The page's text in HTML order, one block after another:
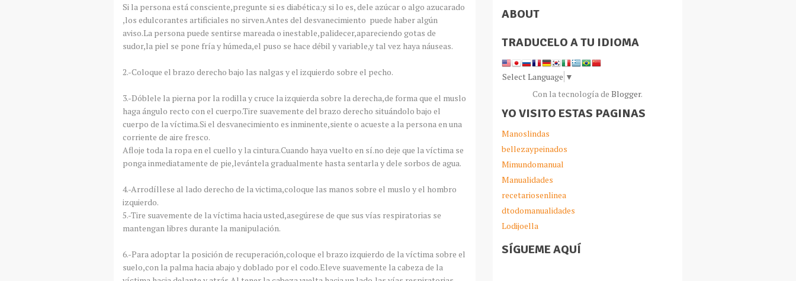
Si la persona está consciente,pregunte si es diabética;y si lo es, dele azúcar o algo azucarado
,los edulcorantes artificiales no sirven.Antes del desvanecimiento puede haber algún
aviso.La persona puede sentirse mareada o inestable,palidecer,apareciendo gotas de
sudor,la piel se pone fría y húmeda,el puso se hace débil y variable,y tal vez haya náuseas.
2.-Coloque el brazo derecho bajo las nalgas y el izquierdo sobre el pecho.
3.-Dóblele la pierna por la rodilla y cruce la izquierda sobre la derecha,de forma que el muslo
haga ángulo recto con el cuerpo.Tire suavemente del brazo derecho situándolo bajo el
cuerpo de la víctima.Si el desvanecimiento es inminente,siente o acueste a la persona en una
corriente de aire fresco.
Afloje toda la ropa en el cuello y la cintura.Cuando haya vuelto en sí.no deje que la víctima se
ponga inmediatamente de pie,levántela gradualmente hasta sentarla y dele sorbos de agua.
4.-Arrodíllese al lado derecho de la victima,coloque las manos sobre el muslo y el hombro
izquierdo.
5.-Tire suavemente de la víctima hacia usted,asegúrese de que sus vías respiratorias se
mantengan libres durante la manipulación.
6.-Para adoptar la posición de recuperación,coloque el brazo izquierdo de la víctima sobre el
suelo,con la palma hacia abajo y doblado por el codo.Eleve suavemente la cabeza de la
ABOUT
TRADUCELO A TU IDIOMA
Select Language ▼
Con la tecnología de Blogger.
YO VISITO ESTAS PAGINAS
Manoslindas
bellezaypeinados
Mimundomanual
Manualidades
recetariosenlinea
dtodomanualidades
Lodijoella
SÍGUEME AQUÍ